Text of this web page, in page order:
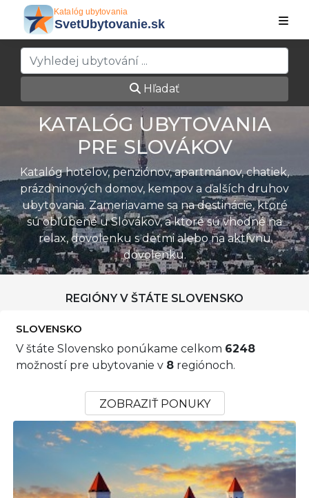
Hľadať
KATALÓG UBYTOVANIA
PRE SLOVÁKOV
Katalóg hotelov, penziónov, apartmánov, chatiek,
prázdninových domov, kempov a ďalších druhov
ubytovania. Zameriavame sa na destinácie, ktoré
sú obľúbené u Slovákov, a ktoré sú vhodné na
relax, dovolenku s deťmi alebo na aktívnu
dovolenku.
REGIÓNY V ŠTÁTE SLOVENSKO
SLOVENSKO
V štáte Slovensko ponúkame celkom 6248
možností pre ubytovanie v 8 regiónoch.
ZOBRAZIŤ PONUKY